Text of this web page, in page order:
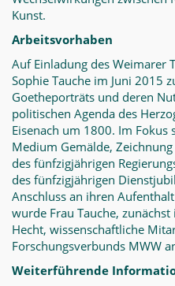
Kunst.
Arbeitsvorhaben
Auf Einladung des Weimarer
Sophie Tauche im Juni 2015
Goetheporträts und deren
politischen Agenda des
Eisenach um 1800. Im
Medium Gemälde,
des fünfzigjährigen
des fünfzigjährigen
Anschluss an ihren
wurde Frau Tauche,
Hecht, wissenschaftliche
Forschungsverbunds MWW
Weiterführende